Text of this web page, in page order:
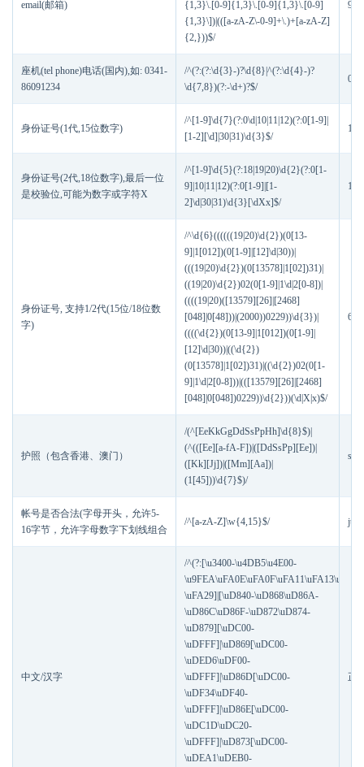
email(邮箱)
{1,3}\.[0-9]{1,3}\.[0-9]{1,3}\.[0-9]
{1,3}\])|(([a-zA-Z\-0-9]+\.)+[a-zA-Z]
{2,}))$/
座机(tel phone)电话(国内),如: 0341-
86091234
/^(?:(?:\d{3}-)?\d{8}|^(?:\d{4}-)?
\d{7,8})(?:-\d+)?$/
身份证号(1代,15位数字)
/^[1-9]\d{7}(?:0\d|10|11|12)(?:0[1-9]|
[1-2][\d]|30|31)\d{3}$/
身份证号(2代,18位数字),最后一位
是校验位,可能为数字或字符X
/^[1-9]\d{5}(?:18|19|20)\d{2}(?:0[1-
9]|10|11|12)(?:0[1-9]|[1-
2]\d|30|31)\d{3}[\dXx]$/
身份证号, 支持1/2代(15位/18位数
字)
/^\d{6}((((((19|20)\d{2})(0[13-
9]|1[012])(0[1-9]|[12]\d|30))|
(((19|20)\d{2})(0[13578]|1[02])31)|
((19|20)\d{2})02(0[1-9]|1\d|2[0-8])|
((((19|20)([13579][26]|[2468]
[048]|0[48]))|(2000))0229))\d{3})|
((((\d{2})(0[13-9]|1[012])(0[1-9]|
[12]\d|30))|((\d{2})
(0[13578]|1[02])31)|((\d{2})02(0[1-
9]|1\d|2[0-8]))|(([13579][26]|[2468]
[048]|0[048])0229))\d{2}))(\d|X|x)$/
护照（包含香港、澳门）
/(^[EeKkGgDdSsPpHh]\d{8}$)|
(^(([Ee][a-fA-F])|([DdSsPp][Ee])|
([Kk][Jj])|([Mm][Aa])|
(1[45]))\d{7}$)/
帐号是否合法(字母开头，允许5-
16字节，允许字母数字下划线组合
/^[a-zA-Z]\w{4,15}$/
中文/汉字
/^(?:[\u3400-\u4DB5\u4E00-
\uFA29]|[\uD840-\uD868\uD86A-
\uD86C\uD86F-\uD872\uD874-
\uD879][\uDC00-
\uDFFF]|\uD869[\uDC00-
\uDED6\uDF00-
\uDFFF]|\uD86D[\uDC00-
\uDF34\uDF40-
\uDFFF]|\uD86E[\uDC00-
\uDC1D\uDC20-
\uDFFF]|\uD873[\uDC00-
\uDEA1\uDEB0-
正